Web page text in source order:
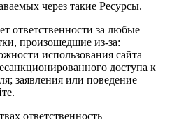
через такие Ресурсы.
ответственности за любые
произошедшие из-за:
использования сайта
доступа к
заявления или поведение
ответственность